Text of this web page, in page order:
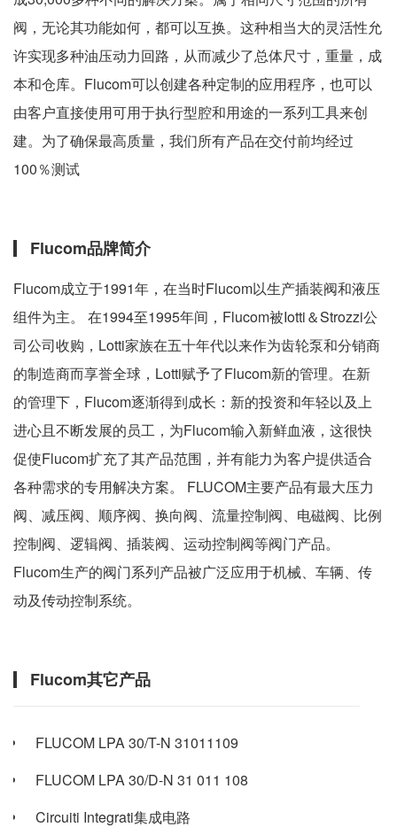
阀，无论其功能如何，都可以互换。这种相当大的灵活性允
许实现多种油压动力回路，从而减少了总体尺寸，重量，成
本和仓库。Flucom可以创建各种定制的应用程序，也可以
由客户直接使用可用于执行型腔和用途的一系列工具来创
建。为了确保最高质量，我们所有产品在交付前均经过
100％测试
Flucom品牌简介
Flucom成立于1991年，在当时Flucom以生产插装阀和液压
组件为主。 在1994至1995年间，Flucom被Iotti＆Strozzi公
司公司收购，Lotti家族在五十年代以来作为齿轮泵和分销商
的制造商而享誉全球，Lotti赋予了Flucom新的管理。在新
的管理下，Flucom逐渐得到成长：新的投资和年轻以及上
进心且不断发展的员工，为Flucom输入新鲜血液，这很快
促使Flucom扩充了其产品范围，并有能力为客户提供适合
各种需求的专用解决方案。 FLUCOM主要产品有最大压力
阀、减压阀、顺序阀、换向阀、流量控制阀、电磁阀、比例
控制阀、逻辑阀、插装阀、运动控制阀等阀门产品。
Flucom生产的阀门系列产品被广泛应用于机械、车辆、传
动及传动控制系统。
Flucom其它产品
FLUCOM LPA 30/T-N 31011109
FLUCOM LPA 30/D-N 31 011 108
Circuiti Integrati集成电路